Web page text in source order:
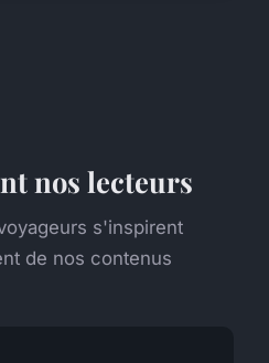
nos lecteurs
s'inspirent
de nos contenus